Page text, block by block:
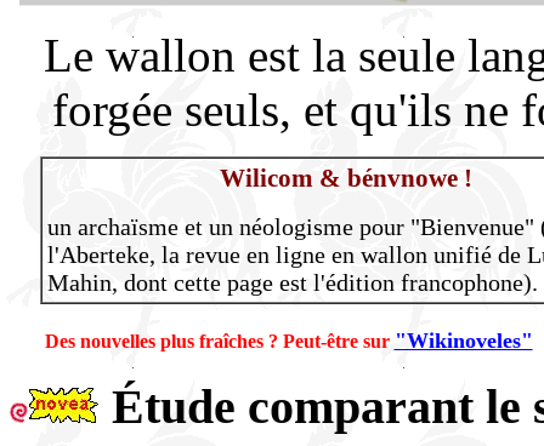
Le wallon est la seule
forgée seuls, et qu'ils ne
Wilicom & bénvnowe !
un archaïsme et un néologisme pour "Bienvenue"
l'Aberteke, la revue en ligne en wallon unifié de
Mahin, dont cette page est l'édition francophone).
Des nouvelles plus fraîches ? Peut-être sur "Wikinoveles"
Étude comparant le